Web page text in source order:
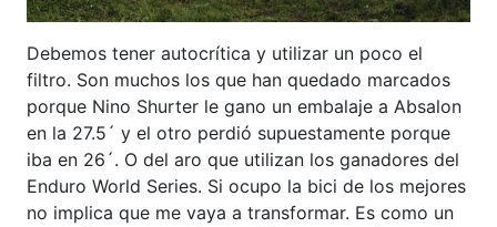
Debemos tener autocrítica y utilizar un poco el
filtro. Son muchos los que han quedado marcados
porque Nino Shurter le gano un embalaje a Absalon
en la 27.5´ y el otro perdió supuestamente porque
iba en 26´. O del aro que utilizan los ganadores del
Enduro World Series. Si ocupo la bici de los mejores
no implica que me vaya a transformar. Es como un